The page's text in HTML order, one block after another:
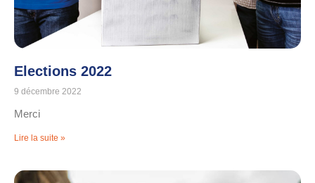
Elections 2022
9 décembre 2022
Merci
Lire la suite »